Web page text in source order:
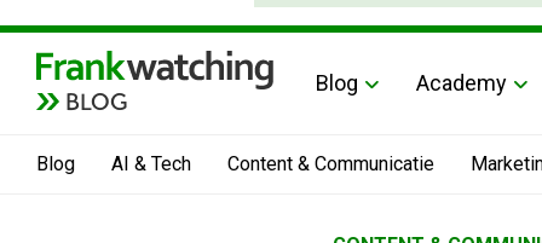
BLOG
Blog Academy
Blog AI & Tech Content & Communicatie